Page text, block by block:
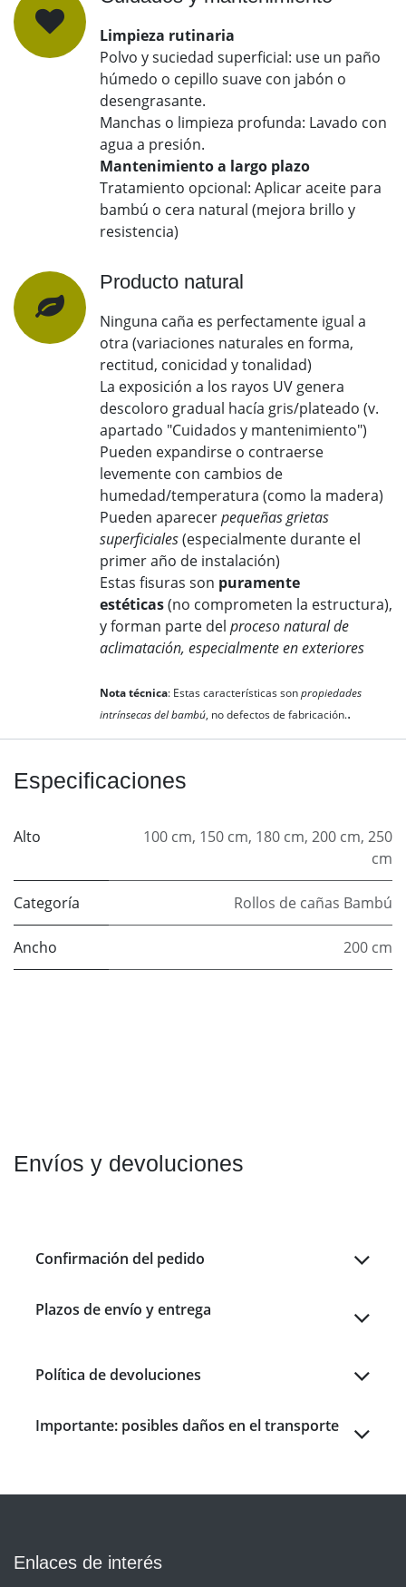
Limpieza rutinaria
Polvo y suciedad superficial: use un paño
húmedo o cepillo suave con jabón o
desengrasante.
Manchas o limpieza profunda: Lavado con
agua a presión.
Mantenimiento a largo plazo
Tratamiento opcional: Aplicar aceite para
bambú o cera natural (mejora brillo y
resistencia)
Producto natural
Ninguna caña es perfectamente igual a
otra (variaciones naturales en forma,
rectitud, conicidad y tonalidad)
La exposición a los rayos UV genera
descoloro gradual hacía gris/plateado (v.
apartado "Cuidados y mantenimiento")
Pueden expandirse o contraerse
levemente con cambios de
humedad/temperatura (como la madera)
Pueden aparecerpequeñas grietas
superficiales(especialmente durante el
primer año de instalación)
Estas fisuras son puramente
estéticas(no comprometen la estructura),
y forman parte del proceso natural de
aclimatación, especialmente en exteriores
​Nota técnica: Estas características sonpropiedades
intrínsecas del bambú, no defectos de fabricación..
Especificaciones
Alto 100 cm, 150 cm, 180 cm, 200 cm, 250
cm
Categoría Rollos de cañas Bambú
Ancho 200 cm
Envíos y devoluciones
Confirmación del pedido
Plazos de envío y entrega
Política de devoluciones
Importante: posibles daños en el transporte
Enlaces de interés